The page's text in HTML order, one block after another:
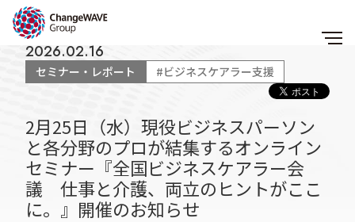
2026.02.16
セミナー・レポート #ビジネスケアラー支援
2月25日（水）現役ビジネスパーソン
と各分野のプロが結集するオンライン
セミナー『全国ビジネスケアラー会
議 仕事と介護、両立のヒントがここ
に。』開催のお知らせ